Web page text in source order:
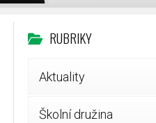
RUBRIKY
Aktuality
Školní družina